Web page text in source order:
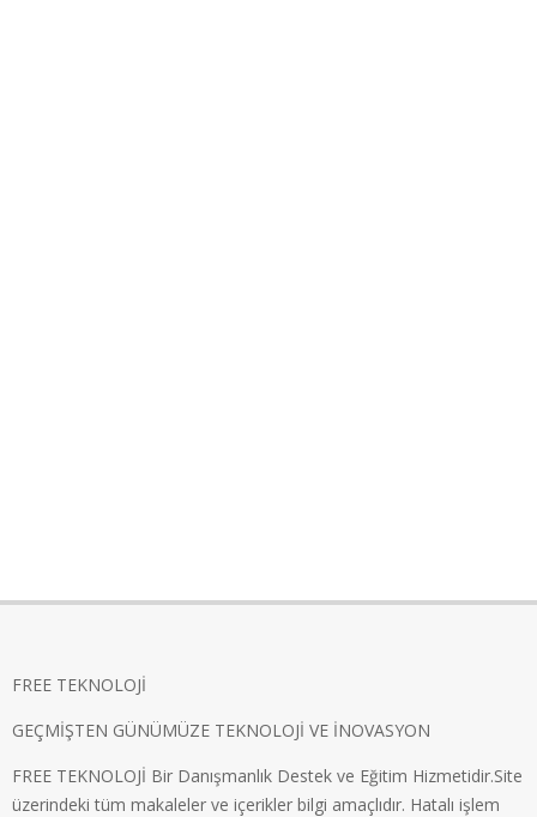
FREE TEKNOLOJİ
GEÇMİŞTEN GÜNÜMÜZE TEKNOLOJİ VE İNOVASYON
FREE TEKNOLOJİ Bir Danışmanlık Destek ve Eğitim Hizmetidir.Site
üzerindeki tüm makaleler ve içerikler bilgi amaçlıdır. Hatalı işlem